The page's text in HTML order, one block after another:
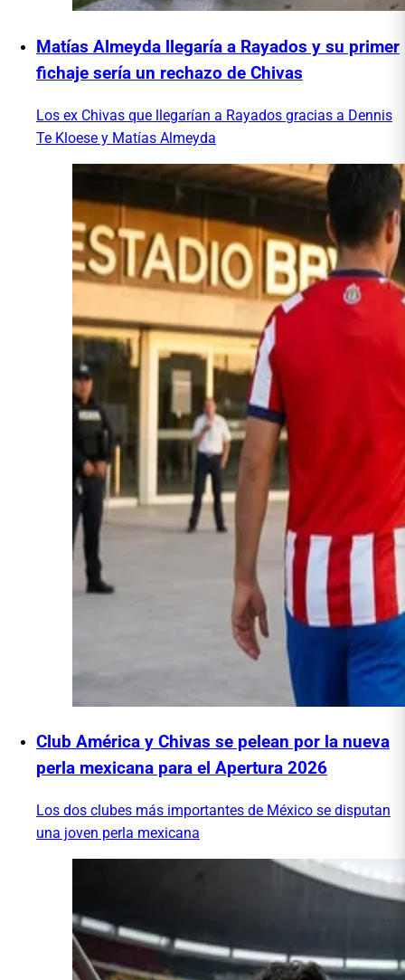
Matías Almeyda llegaría a Rayados y su primer
fichaje sería un rechazo de Chivas
Los ex Chivas que llegarían a Rayados gracias a Dennis
Te Kloese y Matías Almeyda
Club América y Chivas se pelean por la nueva
perla mexicana para el Apertura 2026
Los dos clubes más importantes de México se disputan
una joven perla mexicana